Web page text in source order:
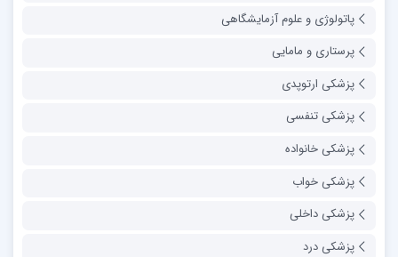
پاتولوژی و علوم آزمایشگاهی
پرستاری و مامایی
پزشکی ارتوپدی
پزشکی تنفسی
پزشکی خانواده
پزشکی خواب
پزشکی داخلی
پزشکی درد